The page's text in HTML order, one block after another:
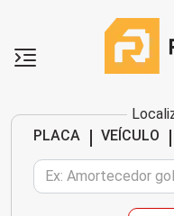
PLACA
| VEÍCULO |